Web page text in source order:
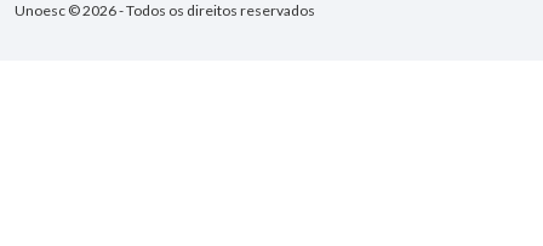
Unoesc © 2026 - Todos os direitos reservados